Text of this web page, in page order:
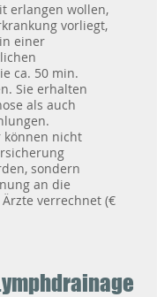
erlangen wollen,
vorliegt,
einer
ca. 50 min.
Sie erhalten
als auch
können nicht
sondern
an die
verrechnet (€